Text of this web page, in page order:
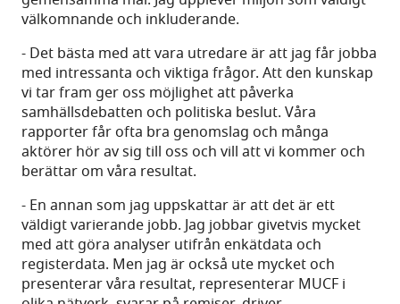
välkomnande och inkluderande.
- Det bästa med att vara utredare är att jag får jobba
med intressanta och viktiga frågor. Att den kunskap
vi tar fram ger oss möjlighet att påverka
samhällsdebatten och politiska beslut. Våra
rapporter får ofta bra genomslag och många
aktörer hör av sig till oss och vill att vi kommer och
berättar om våra resultat.
- En annan som jag uppskattar är att det är ett
väldigt varierande jobb. Jag jobbar givetvis mycket
med att göra analyser utifrån enkätdata och
registerdata. Men jag är också ute mycket och
presenterar våra resultat, representerar MUCF i